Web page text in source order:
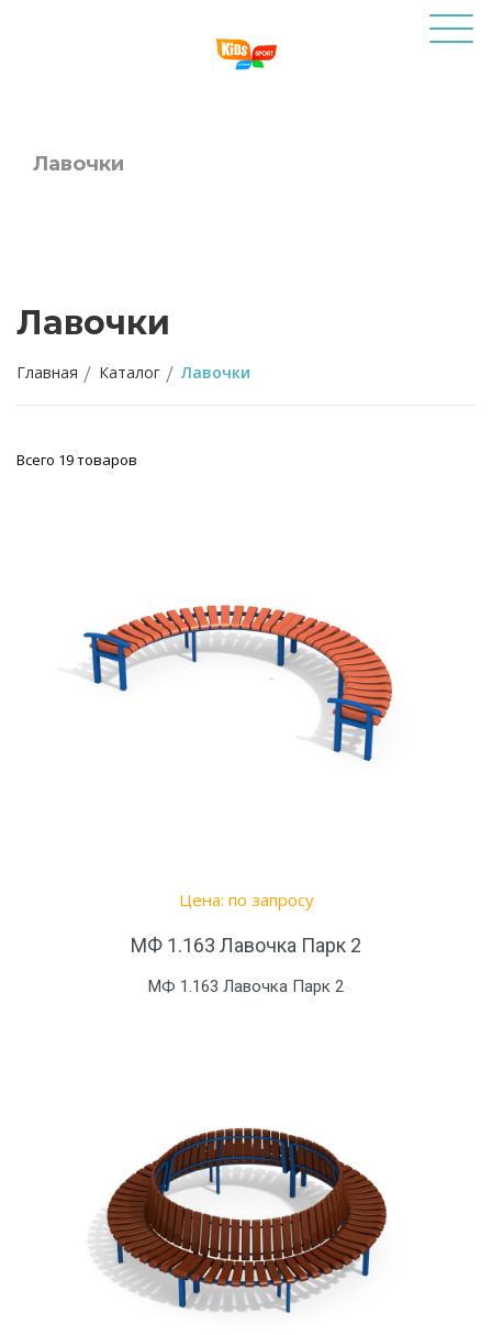
Лавочки
Лавочки
Главная Каталог Лавочки
Всего 19 товаров
Цена: по запросу
МФ 1.163 Лавочка Парк 2
МФ 1.163 Лавочка Парк 2